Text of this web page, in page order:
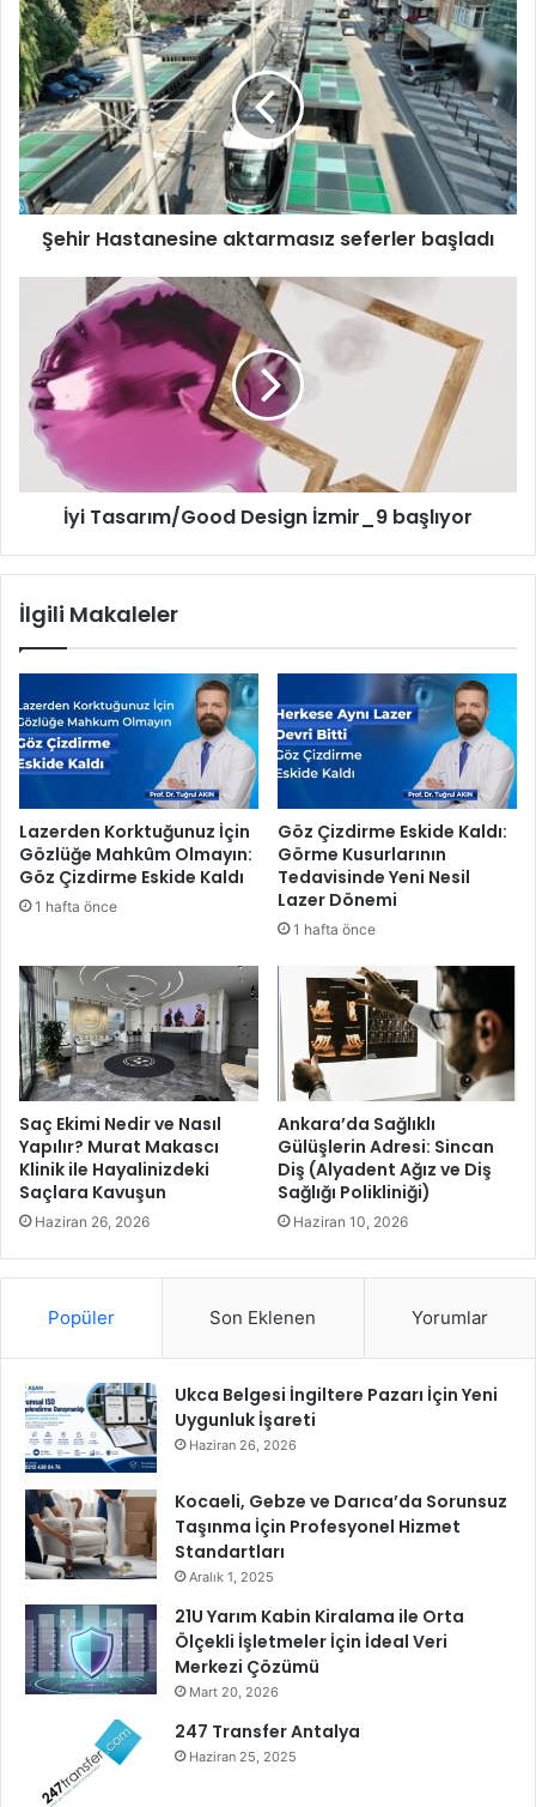
Ş
e
h
i
r
H
a
s
t
a
f
e
r
r
b
ş
a
d
ı
Şehir Hastanesine aktarmasız seferler başladı
ı
s
i
g
z
m
r
9
b
a
ş
l
ı
y
o
r
İyi Tasarım/Good Design İzmir_9 başlıyor
İlgili Makaleler
Lazerden Korktuğunuz İçin
Gözlüğe Mahkûm Olmayın:
Göz Çizdirme Eskide Kaldı
1 hafta önce
Göz Çizdirme Eskide Kaldı:
Görme Kusurlarının
Tedavisinde Yeni Nesil
Lazer Dönemi
1 hafta önce
Saç Ekimi Nedir ve Nasıl
Yapılır? Murat Makascı
Klinik ile Hayalinizdeki
Saçlara Kavuşun
Haziran 26, 2026
Ankara’da Sağlıklı
Gülüşlerin Adresi: Sincan
Diş (Alyadent Ağız ve Diş
Sağlığı Polikliniği)
Haziran 10, 2026
Popüler Son Eklenen Yorumlar
Ukca Belgesi İngiltere Pazarı İçin Yeni
Uygunluk İşareti
Haziran 26, 2026
Kocaeli, Gebze ve Darıca’da Sorunsuz
Taşınma İçin Profesyonel Hizmet
Standartları
Aralık 1, 2025
21U Yarım Kabin Kiralama ile Orta
Ölçekli İşletmeler İçin İdeal Veri
Merkezi Çözümü
Mart 20, 2026
247 Transfer Antalya
Haziran 25, 2025